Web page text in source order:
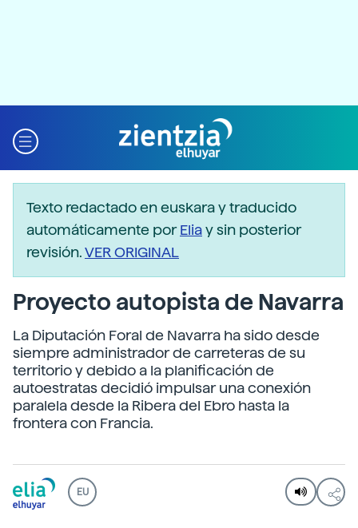
Texto redactado en euskara y traducido
automáticamente porEliay sin posterior
revisión.VER ORIGINAL
Proyecto autopista de Navarra
La Diputación Foral de Navarra ha sido desde
siempre administrador de carreteras de su
territorio y debido a la planificación de
autoestratas decidió impulsar una conexión
paralela desde la Ribera del Ebro hasta la
frontera con Francia.
EU